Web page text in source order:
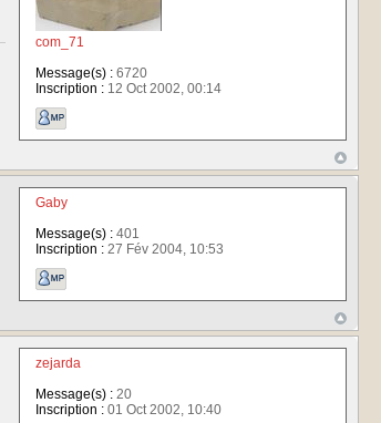
com_71
Message(s) :6720
Inscription :12 Oct 2002, 00:14
Gaby
Message(s) :401
Inscription :27 Fév 2004, 10:53
zejarda
Message(s) :20
Inscription :01 Oct 2002, 10:40